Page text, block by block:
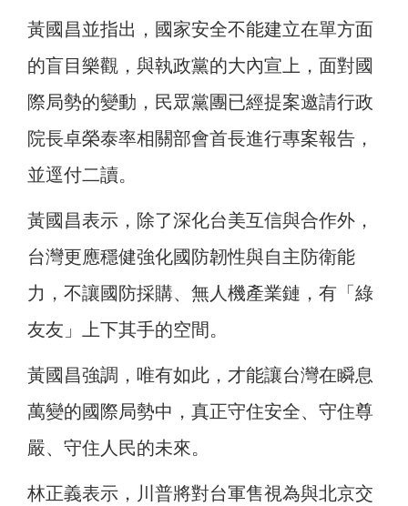
黃國昌並指出，國家安全不能建立在單方面
的盲目樂觀，與執政黨的大內宣上，面對國
際局勢的變動，民眾黨團已經提案邀請行政
院長卓榮泰率相關部會首長進行專案報告，
並逕付二讀。
黃國昌表示，除了深化台美互信與合作外，
台灣更應穩健強化國防韌性與自主防衛能
力，不讓國防採購、無人機產業鏈，有「綠
友友」上下其手的空間。
黃國昌強調，唯有如此，才能讓台灣在瞬息
萬變的國際局勢中，真正守住安全、守住尊
嚴、守住人民的未來。
林正義表示，川普將對台軍售視為與北京交